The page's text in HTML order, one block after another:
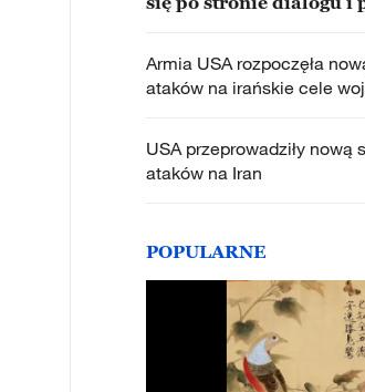
Armia USA rozpoczęła
ataków na irańskie cele
USA przeprowadziły nową
ataków na Iran
POPULARNE